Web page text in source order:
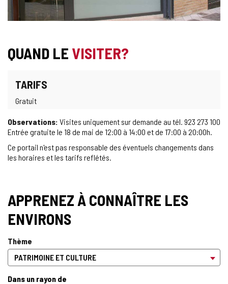
QUAND LE VISITER?
TARIFS
Gratuit
Observations: Visites uniquement sur demande au tél. 923 273 100
Entrée gratuite le 18 de mai de 12:00 à 14:00 et de 17:00 à 20:00h.
Ce portail n'est pas responsable des éventuels changements dans
les horaires et les tarifs reflétés.
APPRENEZ À CONNAÎTRE LES
ENVIRONS
Thème
Dans un rayon de